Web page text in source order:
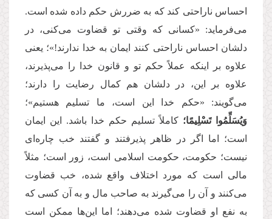
احساس ناراحتی کند که به ضررش حکم داده شده است.
می‌فرماید: «کسانی که وقتی تو قضاوت می‌کنی، در
دلشان احساس ناراحتی کنند ایمان به خدا ندارند!»؛ یعنی
علاوه بر اینکه عملاً حکم تو و قانون خدا را می‌پذیرند،
علاوه بر این، در دلشان هم کمال رضایت را دارند؛
می‌گویند: «حکم خدا این است، ما تسلیم هستیم»؛
وَيُسَلِّمُوا تَسْلِيمًا؛ کاملاً تسلیم حکم خدا باشد. این ایمان
است؛ اما اگر در ظاهر پذیرفتند و گفتند خب چاره‌ای
نیست؛ حکومت، حکومت اسلامی است، زور است؛ مثلاً
مالی است که مورد اختلاف واقع شده، خب قضاوت
می‌کنند و آن را می‌گیرند به صاحب مال و به آن کسی که
به نفع او قضاوت شده می‌دهند؛ اما این‌ها ممکن است